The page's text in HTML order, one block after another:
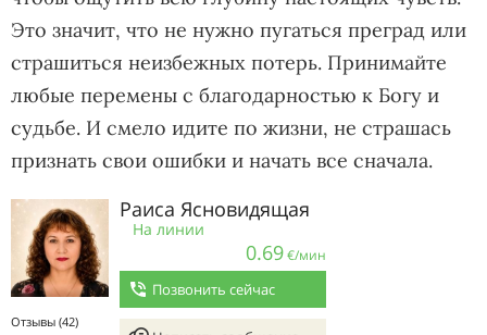
Это значит, что не нужно пугаться преград или
страшиться неизбежных потерь. Принимайте
любые перемены с благодарностью к Богу и
судьбе. И смело идите по жизни, не страшась
признать свои ошибки и начать все сначала.